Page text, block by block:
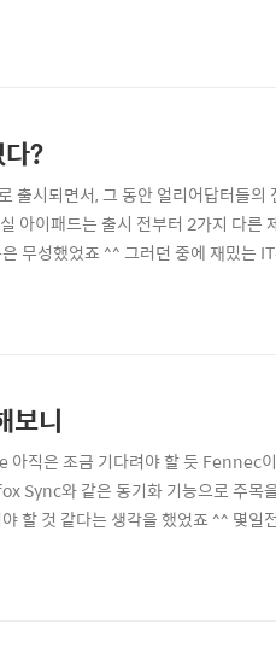
겠죠 ^^) 전체적인 OS분위기는 우리
?
출시되면서, 그 동안 얼리어답터들의
아이패드는 출시 전부터 2가지 다른
무성했었죠 ^^ 그러던 중에 재밌는
되어있었다는 것이죠 ^^ 10월 7일
보니
직은 조금 기다려야 할 듯 Fennec
Sync와 같은 동기화 기능으로 주목
할 것 같다는 생각을 했었죠 ^^ 몇일
아이콘으로 바뀌었습니다. :: 안드로